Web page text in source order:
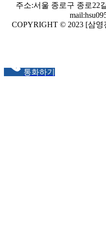
주소:서울 종로구 종로22
COPYRIGHT © 2023 [삼영
통화하기